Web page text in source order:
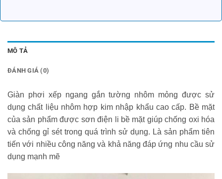
MÔ TẢ
ĐÁNH GIÁ (0)
Giàn phơi xếp ngang gắn tường nhôm mỏng được sử
dụng chất liệu nhôm hợp kim nhập khẩu cao cấp. Bề mặt
của sản phẩm được sơn điện li bề mặt giúp chống oxi hóa
và chống gỉ sét trong quá trình sử dụng. Là sản phẩm tiên
tiến với nhiều công năng và khả năng đáp ứng nhu cầu sử
dụng mạnh mẽ